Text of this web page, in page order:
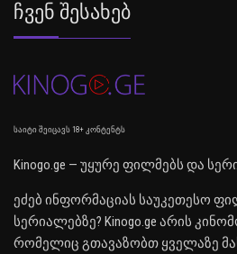
Ჩვენ Შესახებ
საიტი შეიცავს 18+ კონტენტს
Kinogo.ge — უყურე ფილმებს და
ეძებ ინფორმაციას საუკეთესო
სერიალებზე? Kinogo.ge არის
რომელიც გთავაზობთ ყველაზე